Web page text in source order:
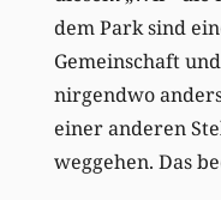
dem Park sind
Gemeinschaft
nirgendwo
einer anderen
weggehen. Das